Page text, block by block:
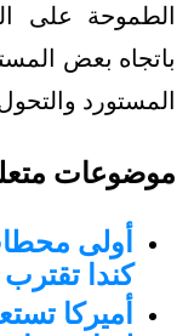
الطموحة على
باتجاه بعض
المستورد
موضوعات
أولى
كندا
أميركا